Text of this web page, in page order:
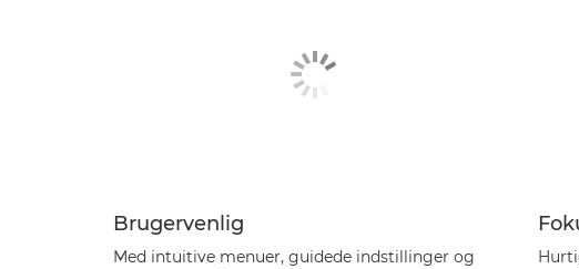
Brugervenlig
Med intuitive menuer, guidede indstillinger og